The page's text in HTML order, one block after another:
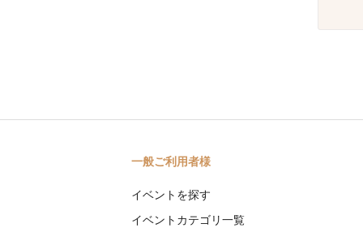
一般ご利用者様
イベントを探す
イベントカテゴリ一覧